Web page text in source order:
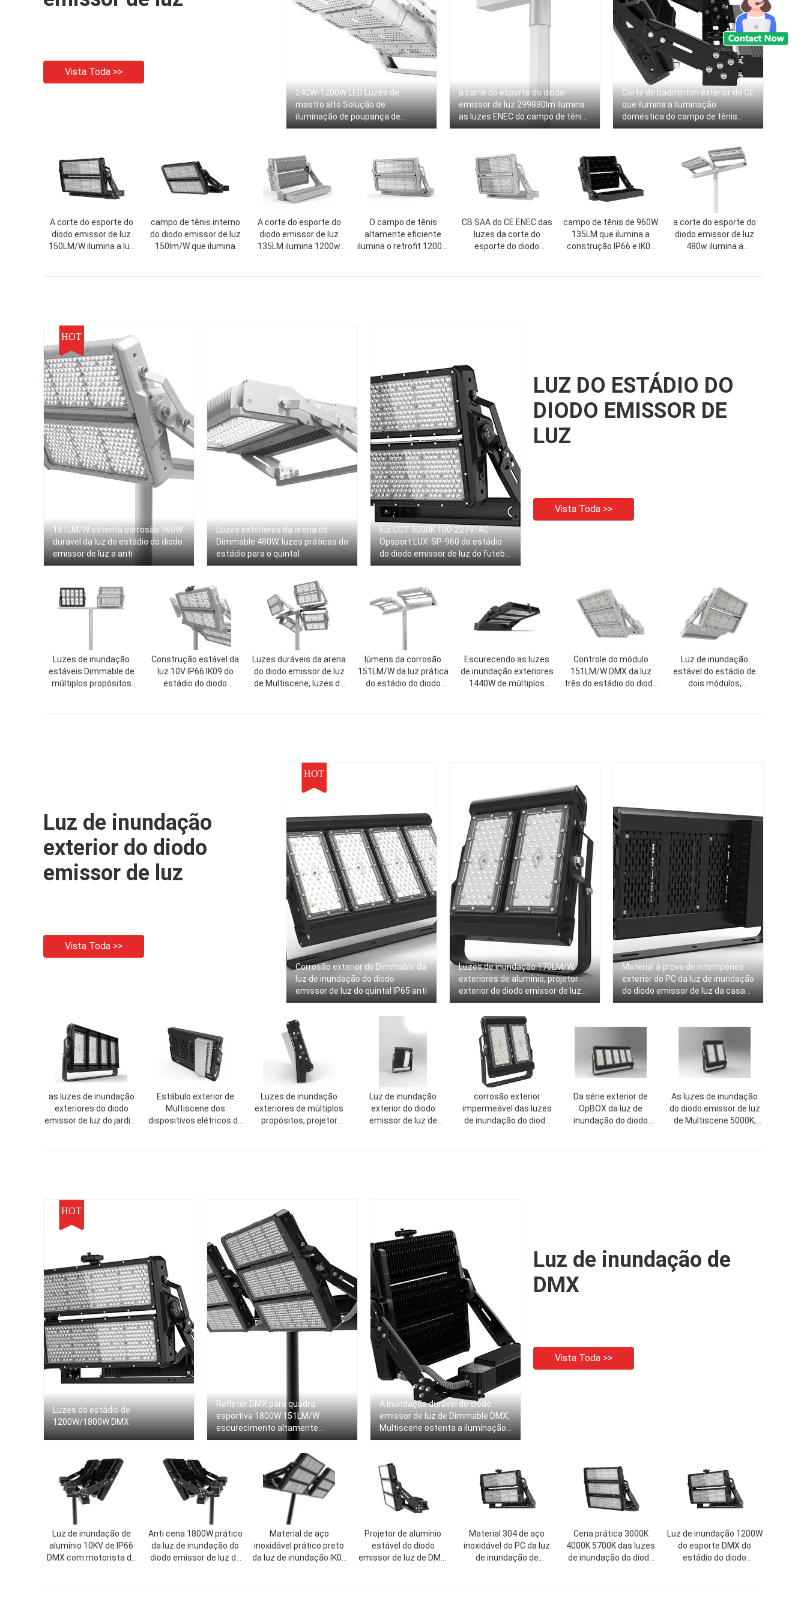
Vista Toda >>
240W-1200W LED Luzes de
mastro alto Solução de
iluminação de poupança de
energia
a corte do esporte do diodo
emissor de luz 299880lm ilumina
as luzes ENEC do campo de tênis
do diodo emissor de luz
Corte de badminton exterior do CE
que ilumina a iluminação
doméstica do campo de tênis
1200w
A corte do esporte do
diodo emissor de luz
150LM/W ilumina a luz
campo de tênis interno
do diodo emissor de luz
150lm/W que ilumina
A corte do esporte do
diodo emissor de luz
135LM ilumina 1200w
O campo de tênis
altamente eficiente
ilumina o retrofit 1200W
CB SAA do CE ENEC das
luzes da corte do
esporte do diodo
campo de tênis de 960W
135LM que ilumina a
construção IP66 e IK09
a corte do esporte do
diodo emissor de luz
480w ilumina a
HOT
151LM/W ostenta corrosão 960W
durável da luz do estádio do diodo
emissor de luz a anti
Luzes exteriores da arena de
Dimmable 480W, luzes práticas do
estádio para o quintal
luz CCT 5000K 100-227V/AC
Opsport LUX-SP-960 do estádio
do diodo emissor de luz do futebol
960W
LUZ DO ESTÁDIO DO
DIODO EMISSOR DE
LUZ
Vista Toda >>
Luzes de inundação
estáveis Dimmable de
múltiplos propósitos
Construção estável da
luz 10V IP66 IK09 do
estádio do diodo
Luzes duráveis da arena
do diodo emissor de luz
de Multiscene, luzes de
lúmens da corrosão
151LM/W da luz prática
do estádio do diodo
Escurecendo as luzes
de inundação exteriores
1440W de múltiplos
Controle do módulo
151LM/W DMX da luz
três do estádio do diodo
Luz de inundação
estável do estádio de
dois módulos,
Luz de inundação
exterior do diodo
emissor de luz
Vista Toda >>
HOT
Corrosão exterior de Dimmable da
luz de inundação do diodo
emissor de luz do quintal IP65 anti
Luzes de inundação 170LM/W
exteriores de alumínio, projetor
exterior do diodo emissor de luz
de Multiscene
Material à prova de intempéries
exterior do PC da luz de inundação
do diodo emissor de luz da casa
da C.A. 100-227V
as luzes de inundação
exteriores do diodo
emissor de luz do jardim
Estábulo exterior de
Multiscene dos
dispositivos elétricos de
Luzes de inundação
exteriores de múltiplos
propósitos, projetor
Luz de inundação
exterior do diodo
emissor de luz de
corrosão exterior
impermeável das luzes
de inundação do diodo
Da série exterior de
OpBOX da luz de
inundação do diodo
As luzes de inundação
do diodo emissor de luz
de Multiscene 5000K,
HOT
Luzes do estádio de
1200W/1800W DMX
Refletor DMX para quadra
esportiva 1800W 151LM/W
escurecimento altamente
eficiente
A inundação durável do diodo
emissor de luz de Dimmable DMX,
Multiscene ostenta a iluminação
da corte
Luz de inundação de
DMX
Vista Toda >>
Luz de inundação de
alumínio 10KV de IP66
DMX com motorista de
Anti cena 1800W prático
da luz de inundação do
diodo emissor de luz da
Material de aço
inoxidável prático preto
da luz de inundação IK09
Projetor de alumínio
estável do diodo
emissor de luz de DMX,
Material 304 de aço
inoxidável do PC da luz
de inundação de
Cena prática 3000K
4000K 5700K das luzes
de inundação do diodo
Luz de inundação 1200W
do esporte DMX do
estádio do diodo